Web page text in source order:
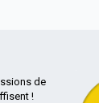
de
!